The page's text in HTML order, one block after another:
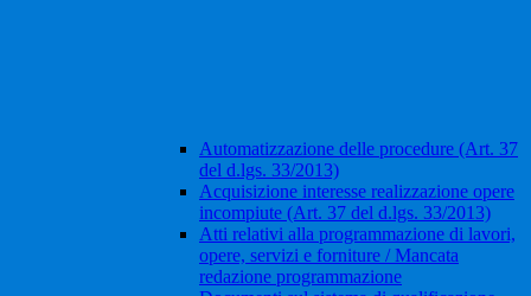
Automatizzazione delle procedure (Art. 37
del d.lgs. 33/2013)
Acquisizione interesse realizzazione opere
incompiute (Art. 37 del d.lgs. 33/2013)
Atti relativi alla programmazione di lavori,
opere, servizi e forniture / Mancata
redazione programmazione